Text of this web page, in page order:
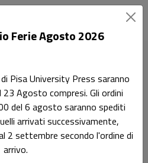
prima della
Ferie Agosto 2026
Pisa University Press saranno
Agosto compresi. Gli ordini
del 6 agosto saranno spediti
arrivati successivamente,
2 settembre secondo l'ordine di
arrivo.